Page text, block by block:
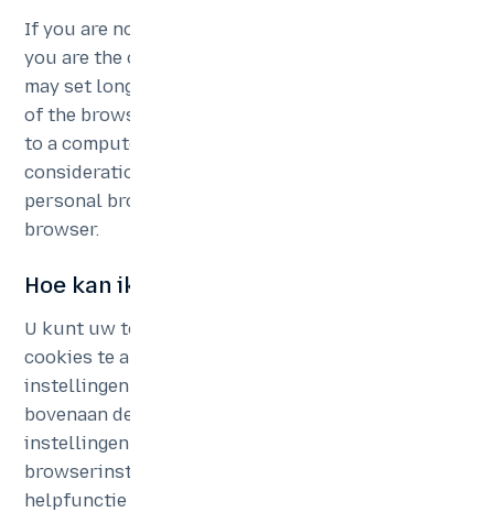
If you are not bothered by the use of cookies and
you are the only person using the computer, you
may set longer expiration periods for the storage
of the browsing history. In case you share access
to a computer, you may want to take into
consideration setting the browser to delete
personal browsing data each time you close the
browser.
Hoe kan ik cookies uitschakelen?
U kunt uw toestemming voor het gebruik van
cookies te allen tijde intrekken of de cookie-
instellingen voor deze website wijzigen door
bovenaan deze pagina op de knop „Cookie-
instellingen bekijken“ te klikken of door uw
browserinstellingen aan te passen (raadpleeg de
helpfunctie van uw browser voor meer informatie